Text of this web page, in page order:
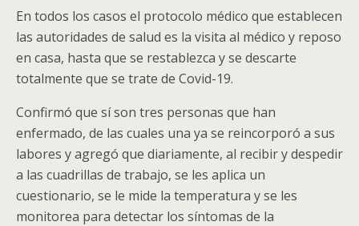
En todos los casos el protocolo médico que establecen
las autoridades de salud es la visita al médico y reposo
en casa, hasta que se restablezca y se descarte
totalmente que se trate de Covid-19.
Confirmó que sí son tres personas que han
enfermado, de las cuales una ya se reincorporó a sus
labores y agregó que diariamente, al recibir y despedir
a las cuadrillas de trabajo, se les aplica un
cuestionario, se le mide la temperatura y se les
monitorea para detectar los síntomas de la